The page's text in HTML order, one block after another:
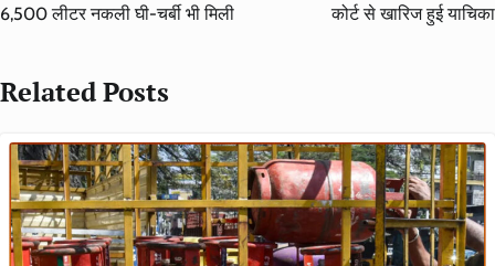
6,500 लीटर नकली घी-चर्बी भी मिली
कोर्ट से खारिज हुई याचिका
Related Posts